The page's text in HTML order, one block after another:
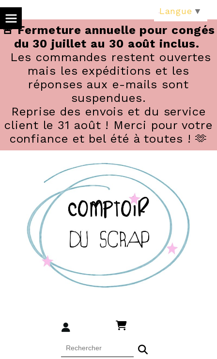
🚨 Fermeture annuelle pour congés
du 30 juillet au 30 août inclus.
Les commandes restent ouvertes
mais les expéditions et les
réponses aux e-mails sont
suspendues.
Reprise des envois et du service
client le 31 août ! Merci pour votre
confiance et bel été à toutes ! 🫶
Langue ▼